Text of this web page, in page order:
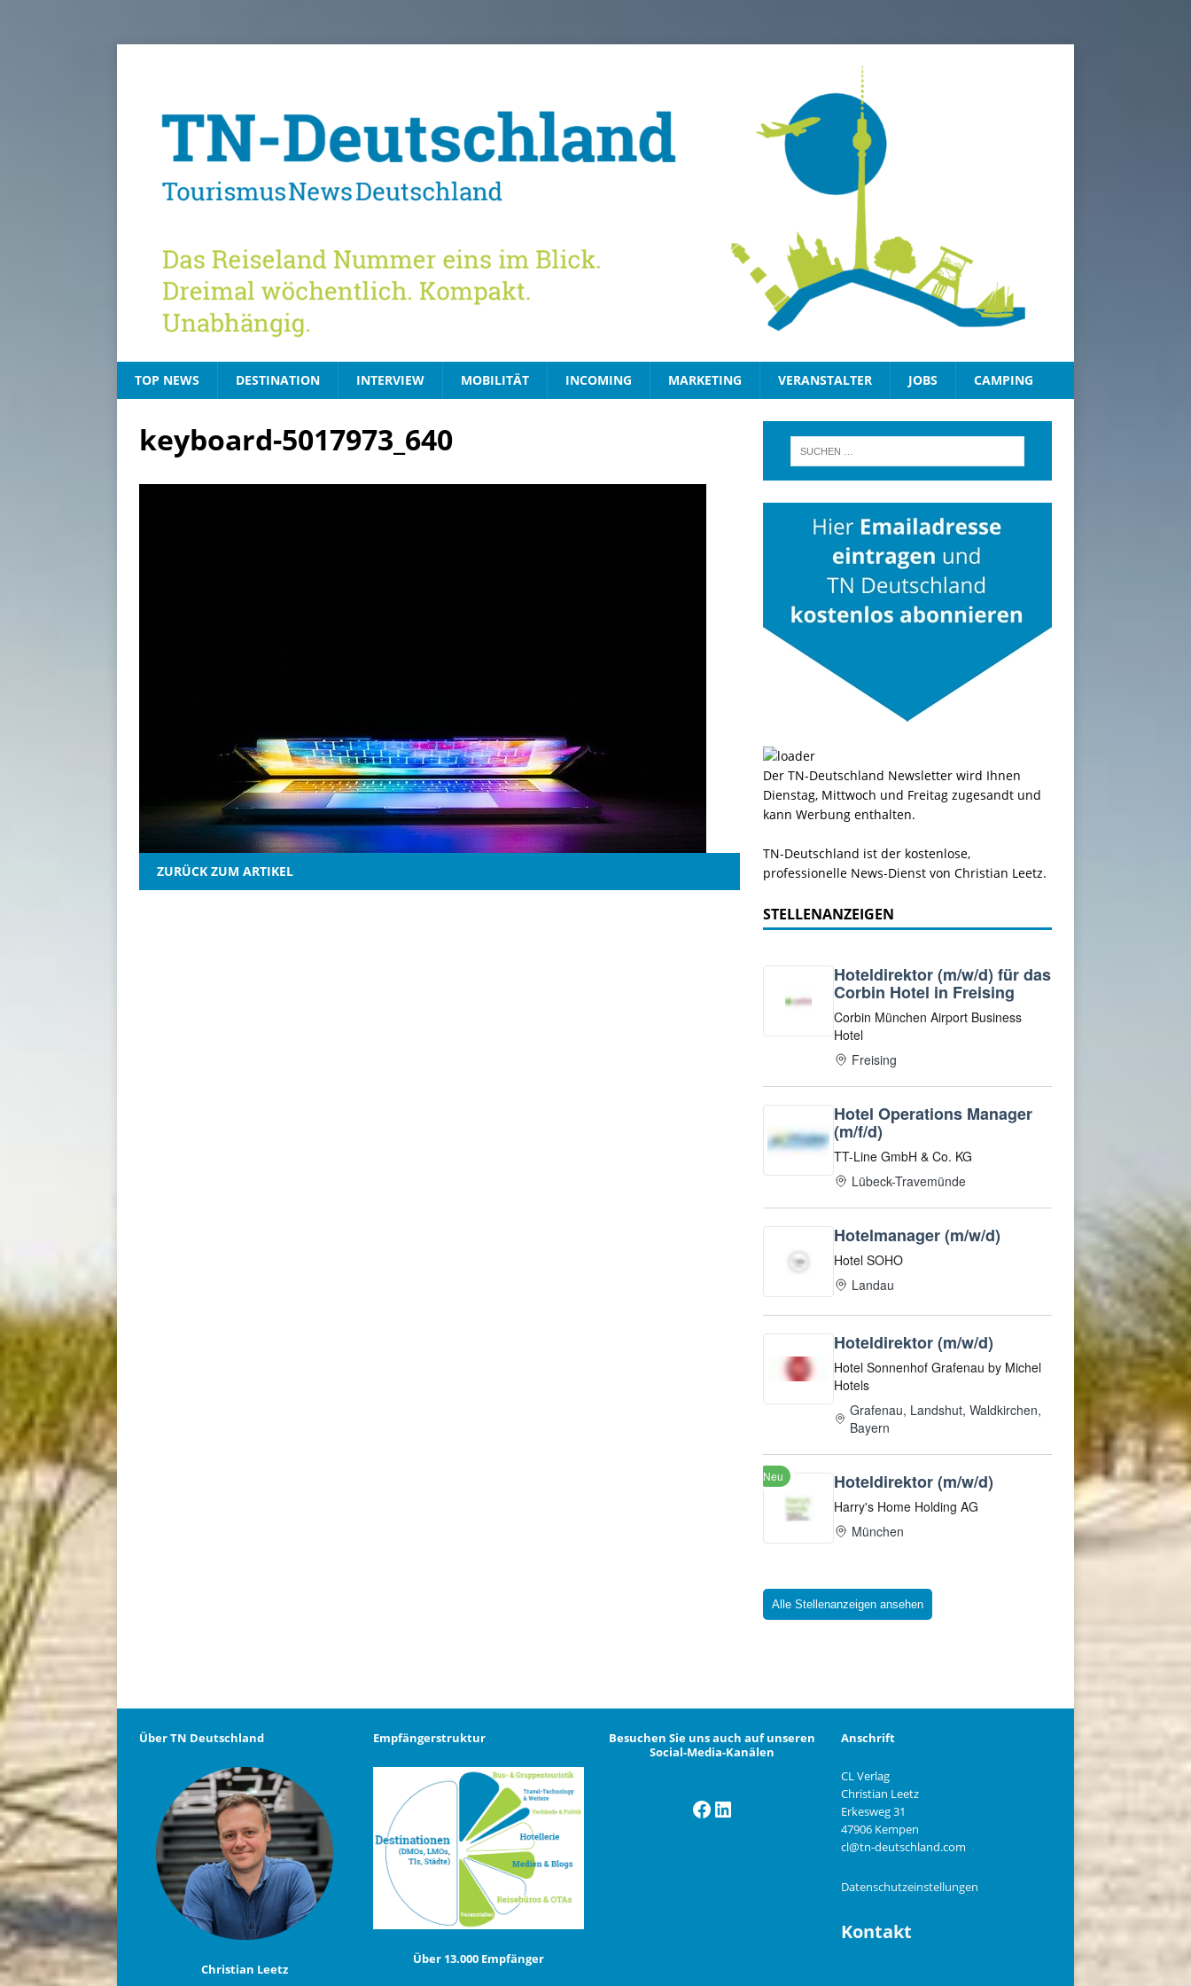
TOP NEWS DESTINATION INTERVIEW MOBILITÄT INCOMING MARKETING VERANSTALTER JOBS CAMPING
keyboard-5017973_640
ZURÜCK ZUM ARTIKEL
Der TN-Deutschland Newsletter wird Ihnen
Dienstag, Mittwoch und Freitag zugesandt und
kann Werbung enthalten.
TN-Deutschland ist der kostenlose,
professionelle News-Dienst von Christian Leetz.
STELLENANZEIGEN
Alle Stellenanzeigen ansehen
Über TN Deutschland
Christian Leetz
Empfängerstruktur
Über 13.000 Empfänger
Besuchen Sie uns auch auf unseren
Social-Media-Kanälen
Facebook
LinkedIn
Anschrift
CL Verlag
Christian Leetz
Erkesweg 31
47906 Kempen
cl@tn-deutschland.com
Datenschutzeinstellungen
Kontakt